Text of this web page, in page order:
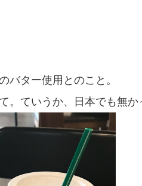
バター使用とのこと。
。ていうか、日本でも無か